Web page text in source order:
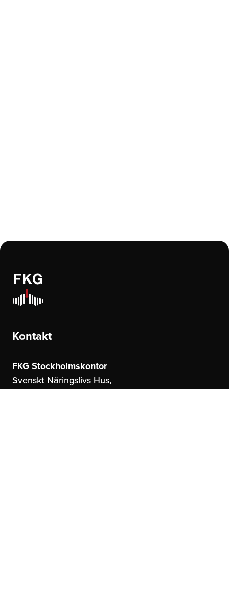
Kontakt
FKG Stockholmskontor
Svenskt Näringslivs Hus,